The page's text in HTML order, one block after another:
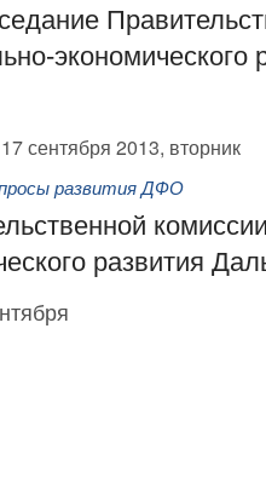
экономического
17 сентября 2013, вторник
развития ДФО
развития